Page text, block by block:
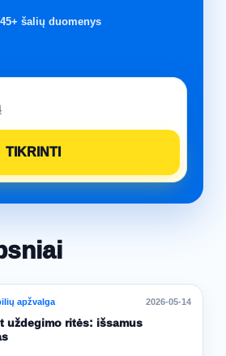
45+ šalių duomenys
apžvalga 2026-05-14
uždegimo ritės: išsamus